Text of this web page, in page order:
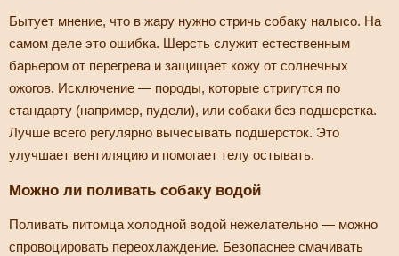
Бытует мнение, что в жару нужно стричь собаку налысо. На
самом деле это ошибка. Шерсть служит естественным
барьером от перегрева и защищает кожу от солнечных
ожогов. Исключение — породы, которые стригутся по
стандарту (например, пудели), или собаки без подшерстка.
Лучше всего регулярно вычесывать подшерсток. Это
улучшает вентиляцию и помогает телу остывать.
Можно ли поливать собаку водой
Поливать питомца холодной водой нежелательно — можно
спровоцировать переохлаждение. Безопаснее смачивать